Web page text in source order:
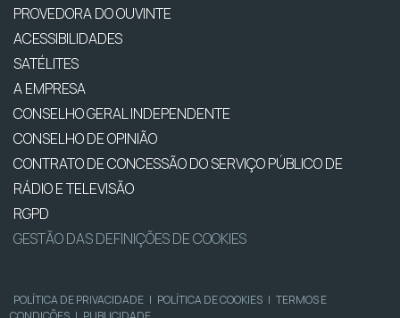
PROVEDORA DO OUVINTE
ACESSIBILIDADES
SATÉLITES
A EMPRESA
CONSELHO GERAL INDEPENDENTE
CONSELHO DE OPINIÃO
CONTRATO DE CONCESSÃO DO SERVIÇO PÚBLICO DE
RÁDIO E TELEVISÃO
RGPD
GESTÃO DAS DEFINIÇÕES DE COOKIES
POLÍTICA DE PRIVACIDADE | POLÍTICA DE COOKIES | TERMOS E